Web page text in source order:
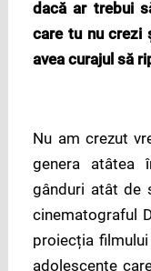
dacă ar trebui
care tu nu crezi
avea curajul să
Nu am crezut
genera atâtea
gânduri atât de
cinematograful
proiecția filmului
adolescente